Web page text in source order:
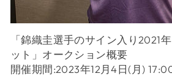
「錦織圭選手のサイン入り2021
ット」オークション概要
開催期間:2023年12月4日(月)